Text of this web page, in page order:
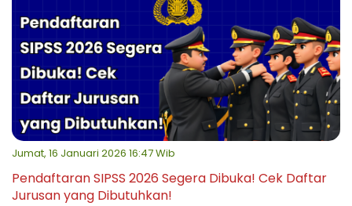
Jumat, 16 Januari 2026 16:47 Wib
Pendaftaran SIPSS 2026 Segera Dibuka! Cek Daftar
Jurusan yang Dibutuhkan!